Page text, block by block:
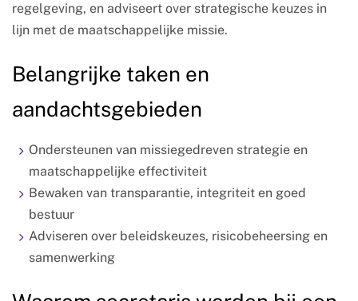
regelgeving, en adviseert over strategische keuzes in
lijn met de maatschappelijke missie.
Belangrijke taken en
aandachtsgebieden
Ondersteunen van missiegedreven strategie en
maatschappelijke effectiviteit
Bewaken van transparantie, integriteit en goed
bestuur
Adviseren over beleidskeuzes, risicobeheersing en
samenwerking